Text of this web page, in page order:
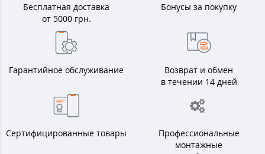
Бесплатная доставка
от 5000 грн.
Бонусы за покупку
Гарантийное обслуживание
Возврат и обмен
в течении 14 дней
Сертифицированные товары
Профессиональные
монтажные